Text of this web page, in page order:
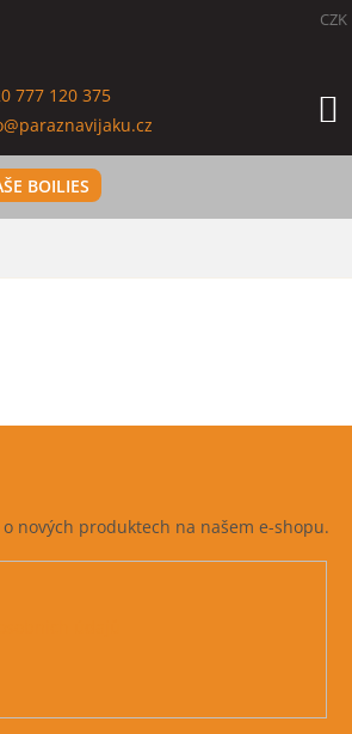
CZK
777 120 375
BOILIES
nových produktech na našem e-shopu.